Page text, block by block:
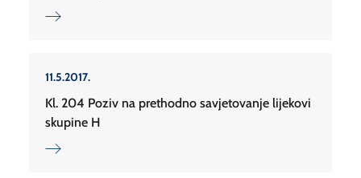
11.5.2017.
Kl. 204 Poziv na prethodno savjetovanje lijekovi
skupine H